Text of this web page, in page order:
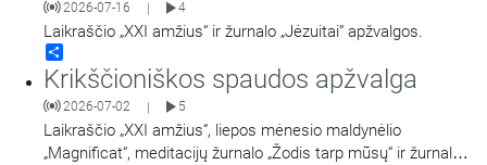
2026-07-16 | 4
Laikraščio „XXI amžius“ ir žurnalo „Jėzuitai“ apžvalgos.
Krikščioniškos spaudos apžvalga
2026-07-02 | 5
Laikraščio „XXI amžius“, liepos mėnesio maldynėlio
„Magnificat“, meditacijų žurnalo „Žodis tarp mūsų“ ir žurnalo